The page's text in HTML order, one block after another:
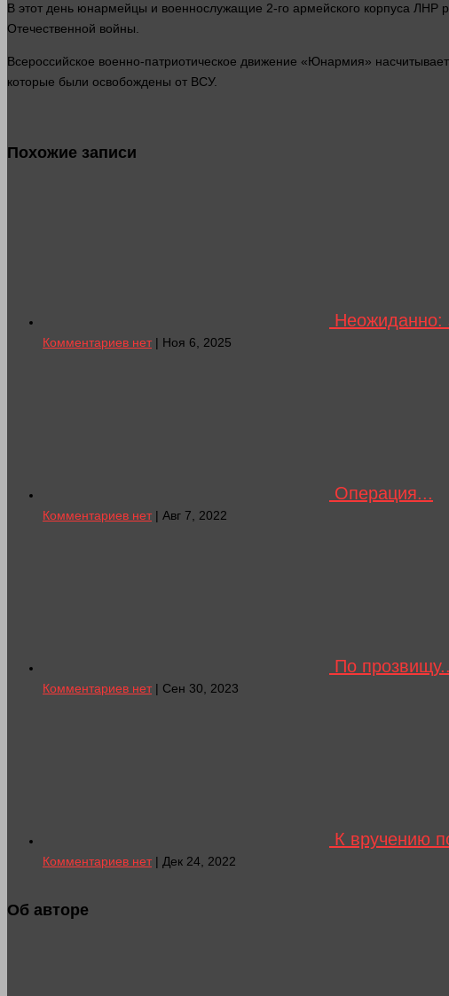
В этот день юнармейцы и военнослужащие 2-го армейского корпуса
Отечественной войны
Всероссийское военно-патриотическое движение «Юнармия»
которые были освобождены от ВСУ.
Похожие записи
Неожиданно:
Комментариев нет| Ноя 6, 2025
Операция...
Комментариев нет| Авг 7, 2022
По
Комментариев нет| Сен 30, 2023
К вручению
Комментариев нет| Дек 24, 2022
Об авторе